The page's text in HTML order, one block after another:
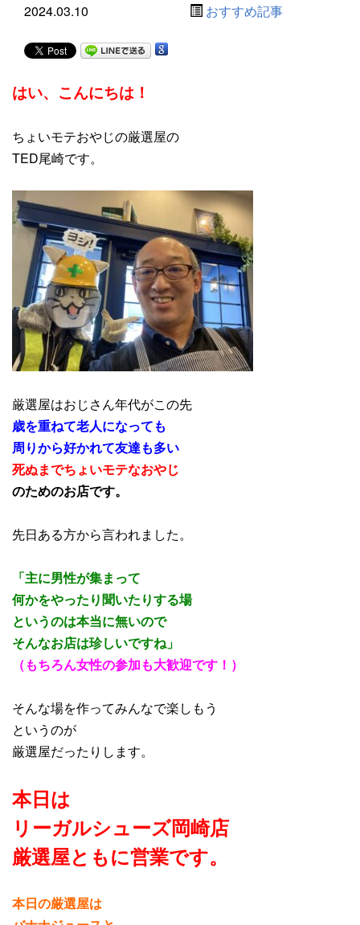
2024.03.10 おすすめ記事
はい、こんにちは ！
ちょいモテおやじの厳選屋の
TED尾崎です。
厳選屋はおじさん年代がこの先
歳を重ねて老人になっても
周りから好かれて友達も多い
死ぬまでちょいモテなおやじ
のためのお店です。
先日ある方から言われました。
「主に男性が集まって
何かをやったり聞いたりする場
というのは本当に無いので
そんなお店は珍しいですね」
（もちろん女性の参加も大歓迎です！）
そんな場を作ってみんなで楽しもう
というのが
厳選屋だったりします。
本日は
リーガルシューズ岡崎店
厳選屋ともに営業です。
本日の厳選屋は